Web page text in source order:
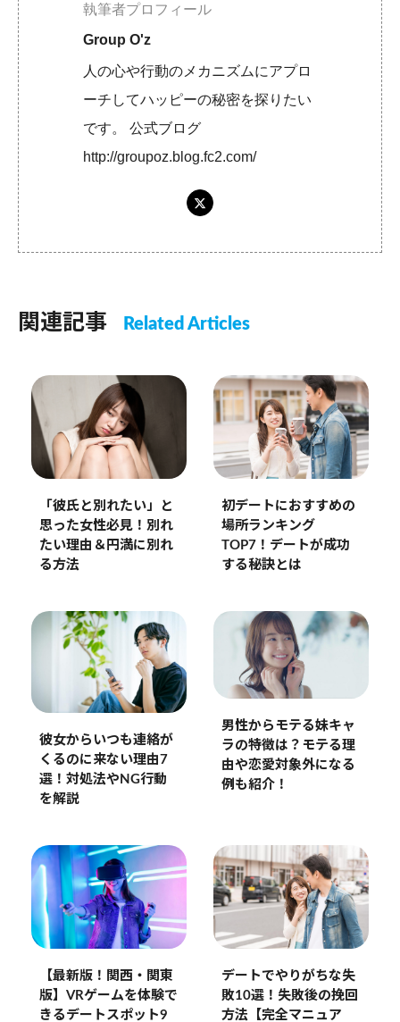
執筆者プロフィール
Group O'z
人の心や行動のメカニズムにアプロ
ーチしてハッピーの秘密を探りたい
です。 公式ブログ
http://groupoz.blog.fc2.com/
関連記事 Related Articles
「彼氏と別れたい」と
思った女性必見！別れ
たい理由＆円満に別れ
る方法
初デートにおすすめの
場所ランキング
TOP7！デートが成功
する秘訣とは
彼女からいつも連絡が
くるのに来ない理由7
選！対処法やNG行動
を解説
男性からモテる妹キャ
ラの特徴は？モテる理
由や恋愛対象外になる
例も紹介！
【最新版！関西・関東
版】VRゲームを体験で
きるデートスポット9
デートでやりがちな失
敗10選！失敗後の挽回
方法【完全マニュア